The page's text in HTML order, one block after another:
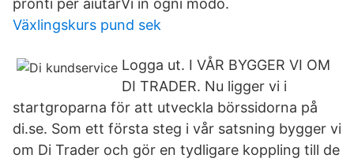
pronti per aiutarVi in ogni modo.
Växlingskurs pund sek
Logga ut. I VÅR BYGGER VI OM
DI TRADER. Nu ligger vi i
startgroparna för att utveckla börssidorna på
di.se. Som ett första steg i vår satsning bygger vi
om Di Trader och gör en tydligare koppling till de